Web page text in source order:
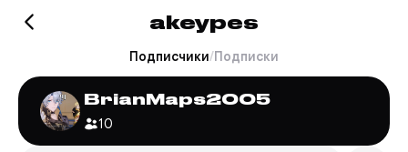
akeypes
Подписчики/Подписки
BrianMaps2005
10